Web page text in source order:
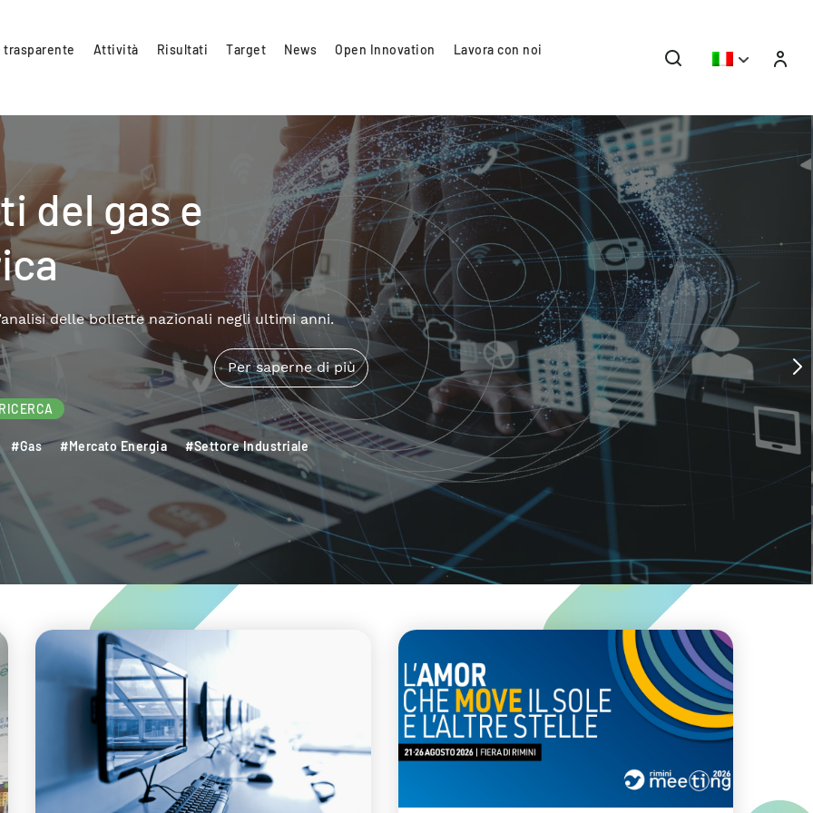
trasparente Attività Risultati Target News Open Innovation Lavora con noi
PRODOTTI_EDITORIALI - MONOGRAFIA
Il terziario
energetica:
consumi e
Disponibile online la nuova
energetica e della sostenibilità
DECISORI PRESS &
#Decarbonizzazione
#Efficienza Energetica
#Sviluppo